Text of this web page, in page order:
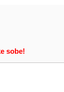
sobe!